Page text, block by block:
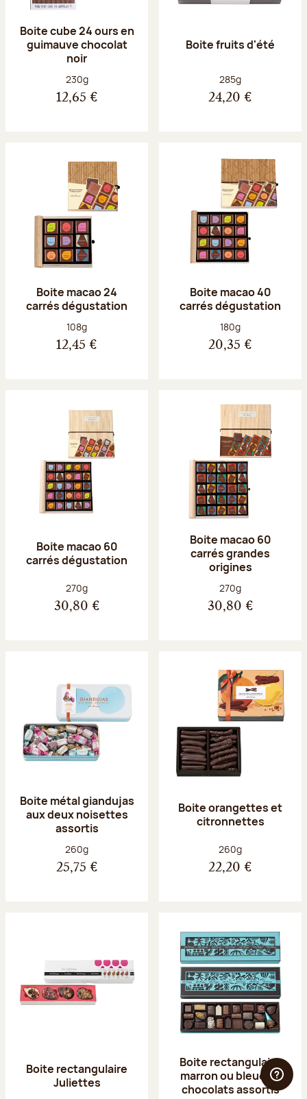
Boite cube 24 ours en
guimauve chocolat
noir
Poids net :
230g
12,65 €
Boite fruits d'été
Poids net :
285g
24,20 €
Boite macao 24
carrés dégustation
Poids net :
108g
12,45 €
Boite macao 40
carrés dégustation
Poids net :
180g
20,35 €
Boite macao 60
carrés dégustation
Poids net :
270g
30,80 €
Boite macao 60
carrés grandes
origines
Poids net :
270g
30,80 €
Boite métal giandujas
aux deux noisettes
assortis
Poids net :
260g
25,75 €
Boite orangettes et
citronnettes
Poids net :
260g
22,20 €
Boite rectangulaire
Juliettes
Boite rectangulaire
marron ou bleue 23
chocolats assortis